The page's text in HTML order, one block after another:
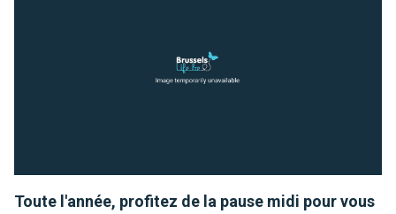
Toute l'année, profitez de la pause midi pour vous